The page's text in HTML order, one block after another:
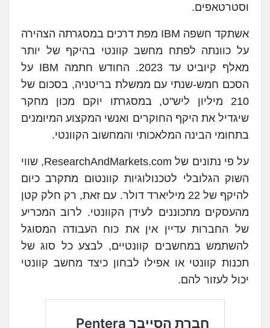
וסטרטאפים.
אשתקד חשפה IBM מפת דרכים במסגרתה הצהירה
על כוונתה לפתח מחשב קוונטי בהיקף של יותר
מאלף קיוביט עד 2023. החודש חתמה IBM על
הסכם חמש-שנתי עם ממשלת בריטניה, בסכום של
210 מיליון ליש"ט, במסגרתו יוקם מכון מחקר
שיגדיל את היקף החוקרים ואנשי המקצוע המיומנים
בתחומי הבינה המלאכותי והמחשוב הקוונטי.
על פי נתונים של ResearchAndMarkets.com, שווי
השוק הגלובלי לטכנולוגיות קוונטום מתקרב כיום
להיקף של 22 מיליארד דולר. עם זאת, רק חלק קטן
מהעסקים מתכוננים לעידן הקוונטי. לרוב המכריע
של החברות עדיין אין את כוח העבודה המסוגל
להשתמש במחשבים קוונטיים, לבצע כל סוג של
תכנות קוונטי או אפילו לבחון כיצד מחשב קוונטי
יכול לעזור להם.